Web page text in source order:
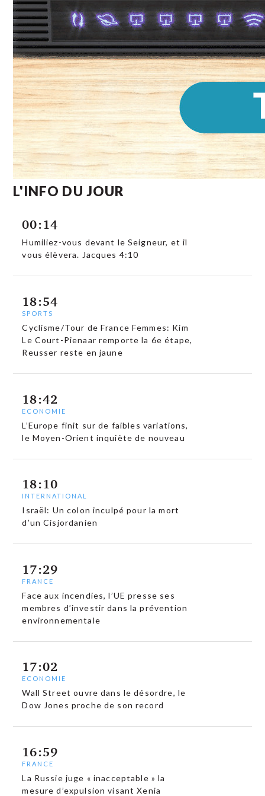
L'INFO DU JOUR
00:14
Humiliez-vous devant le Seigneur, et il
vous élèvera. Jacques 4:10
18:54
SPORTS
Cyclisme/Tour de France Femmes: Kim
Le Court-Pienaar remporte la 6e étape,
Reusser reste en jaune
18:42
ECONOMIE
L’Europe finit sur de faibles variations,
le Moyen-Orient inquiète de nouveau
18:10
INTERNATIONAL
Israël: Un colon inculpé pour la mort
d’un Cisjordanien
17:29
FRANCE
Face aux incendies, l’UE presse ses
membres d’investir dans la prévention
environnementale
17:02
ECONOMIE
Wall Street ouvre dans le désordre, le
Dow Jones proche de son record
16:59
FRANCE
La Russie juge « inacceptable » la
mesure d’expulsion visant Xenia